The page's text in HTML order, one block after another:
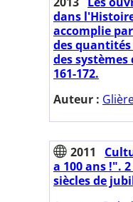
dans
accomplie
des quantités
des systèmes
161-172.
Auteur :
2011
a 100 ans !".
siècles de